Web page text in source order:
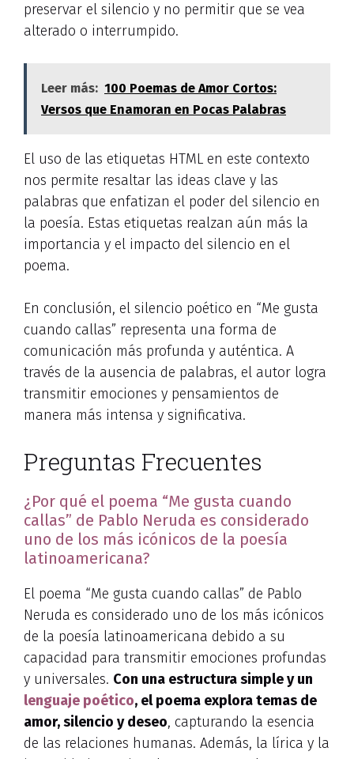
preservar el silencio y no permitir que se vea
alterado o interrumpido.
Leer más: 100 Poemas de Amor Cortos:
Versos que Enamoran en Pocas Palabras
El uso de las etiquetas HTML en este contexto
nos permite resaltar las ideas clave y las
palabras que enfatizan el poder del silencio en
la poesía. Estas etiquetas realzan aún más la
importancia y el impacto del silencio en el
poema.
En conclusión, el silencio poético en “Me gusta
cuando callas” representa una forma de
comunicación más profunda y auténtica. A
través de la ausencia de palabras, el autor logra
transmitir emociones y pensamientos de
manera más intensa y significativa.
Preguntas Frecuentes
¿Por qué el poema “Me gusta cuando
callas” de Pablo Neruda es considerado
uno de los más icónicos de la poesía
latinoamericana?
El poema “Me gusta cuando callas” de Pablo
Neruda es considerado uno de los más icónicos
de la poesía latinoamericana debido a su
capacidad para transmitir emociones profundas
y universales. Con una estructura simple y un
lenguaje poético, el poema explora temas de
amor, silencio y deseo, capturando la esencia
de las relaciones humanas. Además, la lírica y la